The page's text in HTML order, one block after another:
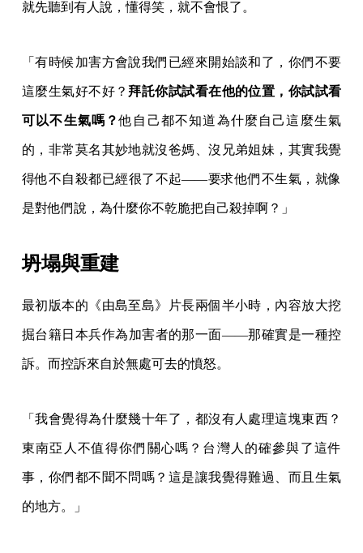
就先聽到有人說，懂得笑，就不會恨了。
「有時候加害方會說我們已經來開始談和了，你們不要
這麼生氣好不好？ 拜託你試試看在他的位置，你試試看
可以不生氣嗎？他自己都不知道為什麼自己這麼生氣
的，非常莫名其妙地就沒爸媽、沒兄弟姐妹，其實我覺
得他不自殺都已經很了不起——要求他們不生氣，就像
是對他們說，為什麼你不乾脆把自己殺掉啊？」
坍塌與重建
最初版本的《由島至島》片長兩個半小時，內容放大挖
掘台籍日本兵作為加害者的那一面——那確實是一種控
訴。而控訴來自於無處可去的憤怒。
「我會覺得為什麼幾十年了，都沒有人處理這塊東西？
東南亞人不值得你們關心嗎？台灣人的確參與了這件
事，你們都不聞不問嗎？這是讓我覺得難過、而且生氣
的地方。」